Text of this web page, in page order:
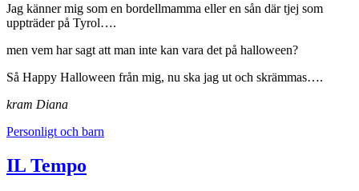
Jag känner mig som en bordellmamma eller en sån där tjej som
uppträder på Tyrol….
men vem har sagt att man inte kan vara det på halloween?
Så Happy Halloween från mig, nu ska jag ut och skrämmas….
kram Diana
Personligt och barn
IL Tempo